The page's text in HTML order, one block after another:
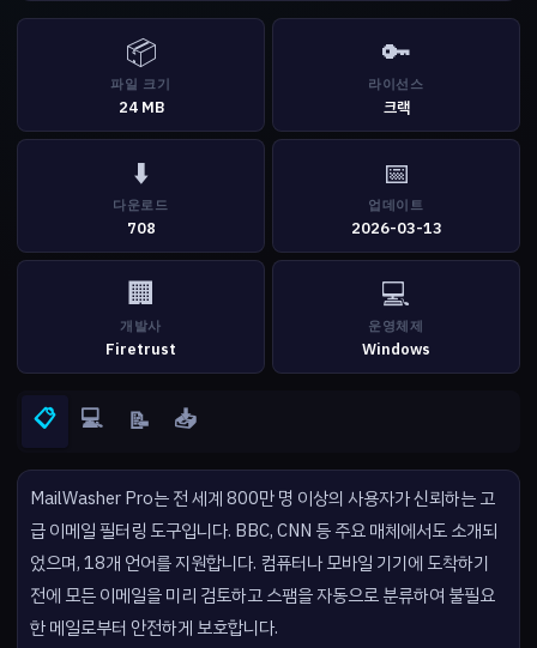
📦
파일 크기
24 MB
🔑
라이선스
크랙
⬇️
다운로드
708
📅
업데이트
2026-03-13
🏢
개발사
Firetrust
💻
운영체제
Windows
📋 💻 📝 📥
MailWasher Pro는 전 세계 800만 명 이상의 사용자가 신뢰하는 고
급 이메일 필터링 도구입니다. BBC, CNN 등 주요 매체에서도 소개되
었으며, 18개 언어를 지원합니다. 컴퓨터나 모바일 기기에 도착하기
전에 모든 이메일을 미리 검토하고 스팸을 자동으로 분류하여 불필요
한 메일로부터 안전하게 보호합니다.